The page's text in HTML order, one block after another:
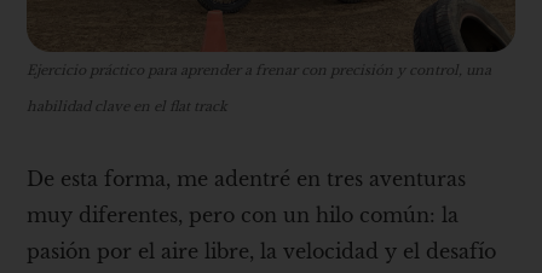
Ejercicio práctico para aprender a frenar con precisión y control, una
habilidad clave en el flat track
De esta forma, me adentré en tres aventuras
muy diferentes, pero con un hilo común: la
pasión por el aire libre, la velocidad y el desafío